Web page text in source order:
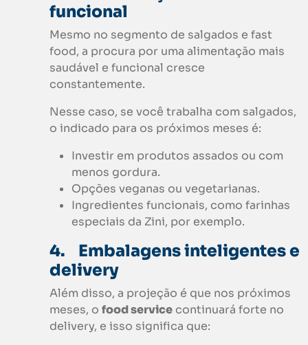
funcional
Mesmo no segmento de salgados e fast
food, a procura por uma alimentação mais
saudável e funcional cresce
constantemente.
Nesse caso, se você trabalha com salgados,
o indicado para os próximos meses é:
Investir em produtos assados ou com
menos gordura.
Opções veganas ou vegetarianas.
Ingredientes funcionais, como farinhas
especiais da Zini, por exemplo.
4.
Embalagens inteligentes e
delivery
Além disso, a projeção é que nos próximos
meses, o food service continuará forte no
delivery, e isso significa que: